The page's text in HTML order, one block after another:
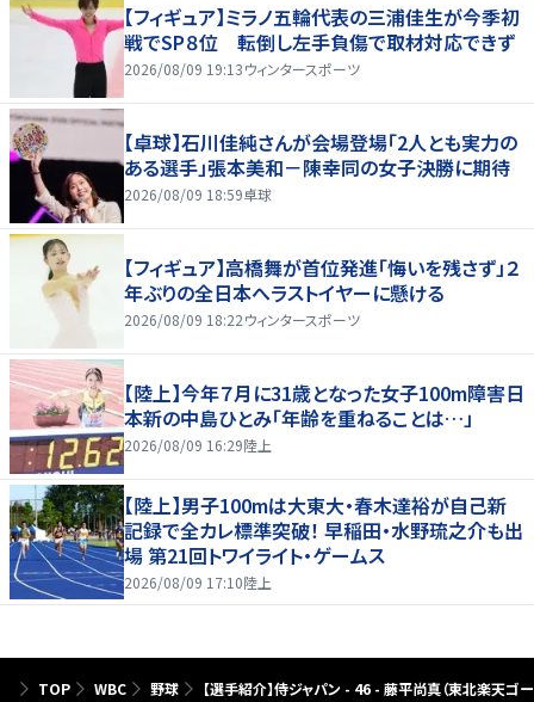
【フィギュア】ミラノ五輪代表の三浦佳生が今季初
戦でSP８位 転倒し左手負傷で取材対応できず
2026/08/09 19:13ウィンタースポーツ
【卓球】石川佳純さんが会場登場「2人とも実力の
ある選手」張本美和－陳幸同の女子決勝に期待
2026/08/09 18:59卓球
【フィギュア】高橋舞が首位発進「悔いを残さず」２
年ぶりの全日本へラストイヤーに懸ける
2026/08/09 18:22ウィンタースポーツ
【陸上】今年７月に31歳となった女子100m障害日
本新の中島ひとみ「年齢を重ねることは…」
2026/08/09 16:29陸上
【陸上】男子100mは大東大・春木達裕が自己新
記録で全カレ標準突破！ 早稲田・水野琉之介も出
場 第21回トワイライト・ゲームス
2026/08/09 17:10陸上
TOP WBC 野球 【選手紹介】侍ジャパン - 46 - 藤平尚真（東北楽天ゴ